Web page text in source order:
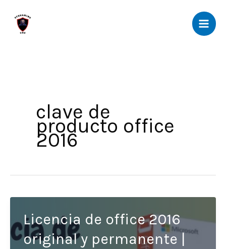
contenido
clave de
producto office
2016
Licencia de office 2016
original y permanente |